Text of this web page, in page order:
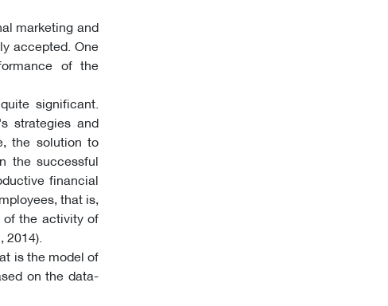
marketing and
accepted. One
of the
significant.
strategies and
the solution to
the successful
financial
that is,
the activity of
2014).
is the model of
on the data-